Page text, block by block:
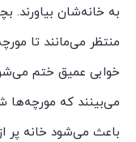
به خانه‌شان بیاورند.
منتظر می‌مانند تا
خوابی عمیق ختم
می‌بینند که مورچه‌ها
باعث می‌شود خانه پر